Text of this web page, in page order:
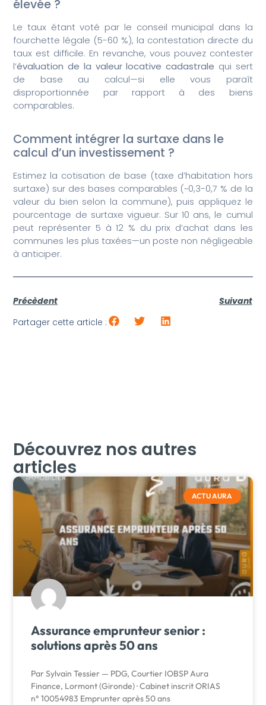
élevée ?
Le taux étant voté par le conseil municipal dans la
fourchette légale (5-60 %), la contestation directe du
taux est difficile. En revanche, vous pouvez contester
l’évaluation de la valeur locative cadastrale qui sert
de base au calcul—si elle vous paraît
disproportionnée par rapport à des biens
comparables.
Comment intégrer la surtaxe dans le
calcul d’un investissement ?
Estimez la cotisation de base (taxe d’habitation hors
surtaxe) sur des bases comparables (~0,3-0,7 % de la
valeur du bien selon la commune), puis appliquez le
pourcentage de surtaxe vigueur. Sur 10 ans, le cumul
peut représenter 5 à 12 % du prix d’achat dans les
communes les plus taxées—un poste non négligeable
à anticiper.
Précèdent
Suivant
Partager cette article :
Découvrez nos autres
articles
ACTU AURA
Assurance emprunteur senior :
solutions après 50 ans
Par Sylvain Tessier — PDG, Courtier IOBSP Aura
Finance, Lormont (Gironde) · Cabinet inscrit ORIAS
n° 10054983 Emprunter après 50 ans